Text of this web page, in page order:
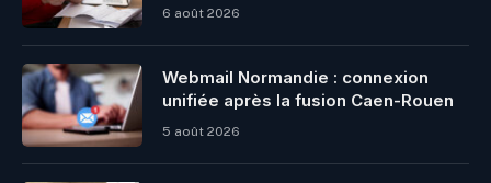
6 août 2026
Webmail Normandie : connexion
unifiée après la fusion Caen-Rouen
5 août 2026